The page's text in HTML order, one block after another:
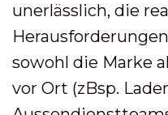
unerlässlich, die
sowohl die Marke
vor Ort (zBsp.